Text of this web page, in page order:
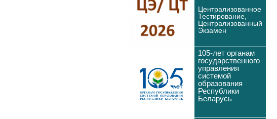
Централизованное
Тестирование,
Централизованный
Экзамен
105-лет органам
государственного
управления
системой
образования
Республики
Беларусь